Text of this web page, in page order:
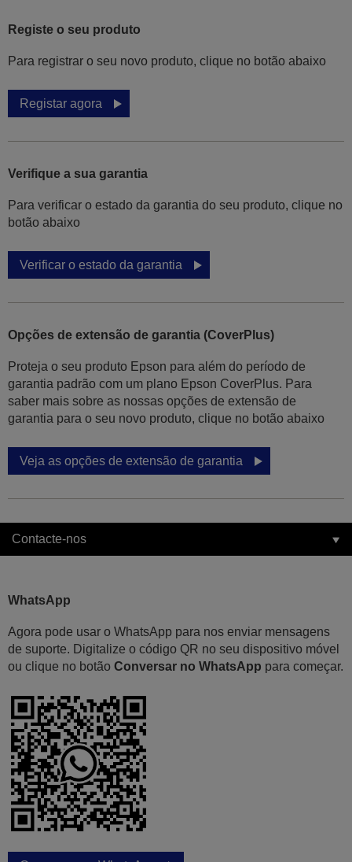
Registe o seu produto
Para registrar o seu novo produto, clique no botão abaixo
Registar agora
Verifique a sua garantia
Para verificar o estado da garantia do seu produto, clique no
botão abaixo
Verificar o estado da garantia
Opções de extensão de garantia (CoverPlus)
Proteja o seu produto Epson para além do período de
garantia padrão com um plano Epson CoverPlus. Para
saber mais sobre as nossas opções de extensão de
garantia para o seu novo produto, clique no botão abaixo
Veja as opções de extensão de garantia
Contacte-nos
WhatsApp
Agora pode usar o WhatsApp para nos enviar mensagens
de suporte. Digitalize o código QR no seu dispositivo móvel
ou clique no botão Conversar no WhatsApp para começar.